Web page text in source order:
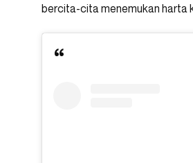
bercita-cita menemukan harta